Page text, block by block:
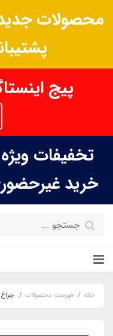
محصولات
پیج
تخفیفات
خرید
خانه فهرست محصولات چراغ جلو